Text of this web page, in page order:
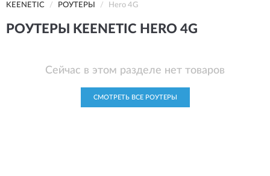
KEENETIC РОУТЕРЫ Hero 4G
РОУТЕРЫ KEENETIC HERO 4G
Сейчас в этом разделе нет товаров
СМОТРЕТЬ ВСЕ РОУТЕРЫ